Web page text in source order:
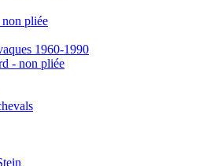
pliée
1960-1990
- non pliée